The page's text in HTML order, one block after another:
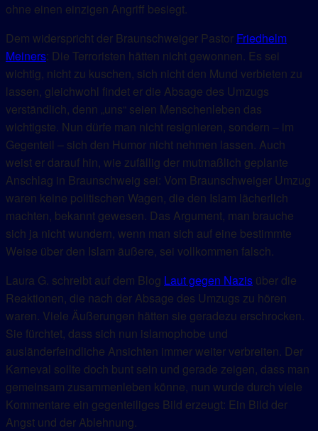
ohne einen einzigen Angriff besiegt.
Dem widerspricht der Braunschweiger Pastor Friedhelm
Meiners: Die Terroristen hätten nicht gewonnen. Es sei
wichtig, nicht zu kuschen, sich nicht den Mund verbieten zu
lassen, gleichwohl findet er die Absage des Umzugs
verständlich, denn „uns“ seien Menschenleben das
wichtigste. Nun dürfe man nicht resignieren, sondern – im
Gegenteil – sich den Humor nicht nehmen lassen. Auch
weist er darauf hin, wie zufällig der mutmaßlich geplante
Anschlag in Braunschweig sei: Vom Braunschweiger Umzug
waren keine politischen Wagen, die den Islam lächerlich
machten, bekannt gewesen. Das Argument, man brauche
sich ja nicht wundern, wenn man sich auf eine bestimmte
Weise über den Islam äußere, sei vollkommen falsch.
Laura G. schreibt auf dem Blog Laut gegen Nazis über die
Reaktionen, die nach der Absage des Umzugs zu hören
waren. Viele Äußerungen hätten sie geradezu erschrocken.
Sie fürchtet, dass sich nun islamophobe und
ausländerfeindliche Ansichten immer weiter verbreiten. Der
Karneval sollte doch bunt sein und gerade zeigen, dass man
gemeinsam zusammenleben könne, nun wurde durch viele
Kommentare ein gegenteiliges Bild erzeugt: Ein Bild der
Angst und der Ablehnung.